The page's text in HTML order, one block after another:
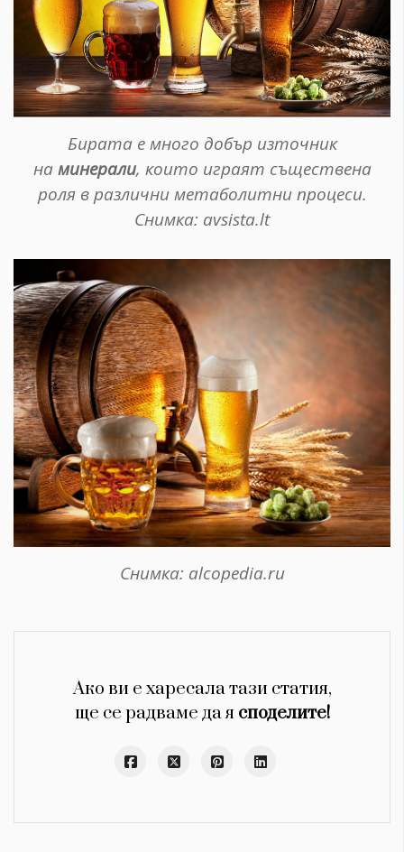
Бирата е много добър източник
наминерали, които играят съществена
роля в различни метаболитни процеси.
Снимка: avsista.lt
Снимка: alcopedia.ru
Ако ви е харесала тази статия,
ще се радваме да я споделите!